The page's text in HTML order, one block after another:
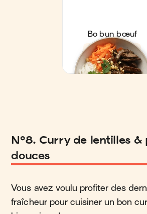
N°8. Curry de lentilles
douces
Vous avez voulu profiter des
fraîcheur pour cuisiner un bon